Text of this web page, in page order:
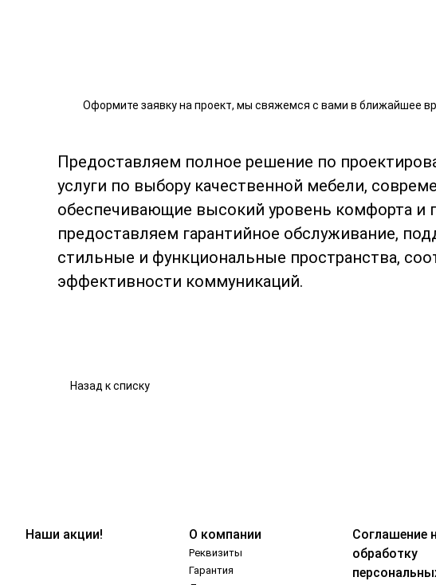
Оформите заявку на проект, мы свяжемся с вами в ближайшее
Предоставляем полное решение по
услуги по выбору качественной мебели,
обеспечивающие высокий уровень комфорта и
предоставляем гарантийное обслуживание,
стильные и функциональные пространства,
эффективности коммуникаций.
Назад к списку
Наши акции! О компании
Реквизиты
Гарантия
Соглашение
обработку